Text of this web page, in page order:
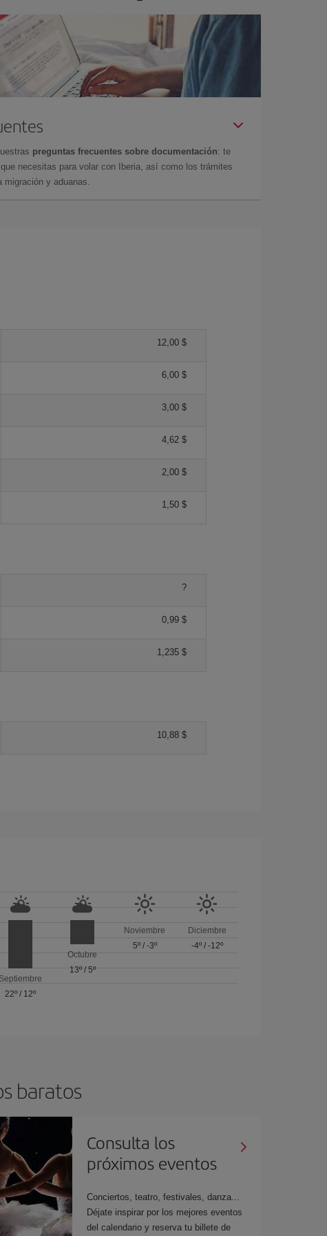
preguntas frecuentes sobre documentación: te
necesitas para volar con Iberia, así como los trámites
y aduanas.
12,00 $
6,00 $
3,00 $
4,62 $
2,00 $
1,50 $
?
0,99 $
1,235 $
10,88 $
Septiembre
22º/ 12º
Octubre
13º/ 5º
Noviembre
5º/ -3º
Diciembre
-4º/ -12º
baratos
Consulta los
próximos eventos
Conciertos, teatro, festivales, danza...
Déjate inspirar por los mejores eventos
del calendario y reserva tu billete de